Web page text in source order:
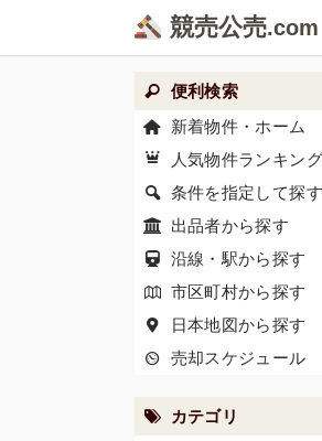
競売公売
便利検索
新着物件・ホーム
人気物件ランキング
条件を指定して探す
出品者から探す
沿線・駅から探す
市区町村から探す
日本地図から探す
売却スケジュール
カテゴリ